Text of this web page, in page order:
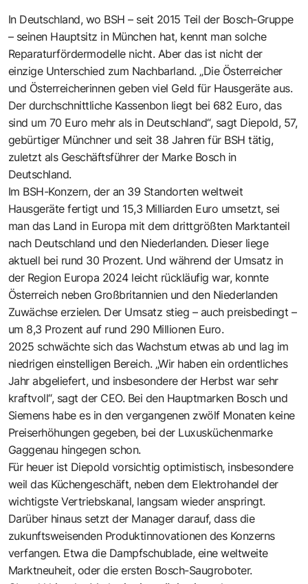
In Deutschland, wo BSH – seit 2015 Teil der Bosch-Gruppe
– seinen Hauptsitz in München hat, kennt man solche
Reparaturfördermodelle nicht. Aber das ist nicht der
einzige Unterschied zum Nachbarland. „Die Österreicher
und Österreicherinnen geben viel Geld für Hausgeräte aus.
Der durchschnittliche Kassenbon liegt bei 682 Euro, das
sind um 70 Euro mehr als in Deutschland“, sagt Diepold, 57,
gebürtiger Münchner und seit 38 Jahren für BSH tätig,
zuletzt als Geschäftsführer der Marke Bosch in
Deutschland.
Im BSH-Konzern, der an 39 Standorten weltweit
Hausgeräte fertigt und 15,3 Milliarden Euro umsetzt, sei
man das Land in Europa mit dem drittgrößten Marktanteil
nach Deutschland und den Niederlanden. Dieser liege
aktuell bei rund 30 Prozent. Und während der Umsatz in
der Region Europa 2024 leicht rückläufig war, konnte
Österreich neben Großbritannien und den Niederlanden
Zuwächse erzielen. Der Umsatz stieg – auch preisbedingt –
um 8,3 Prozent auf rund 290 Millionen Euro.
2025 schwächte sich das Wachstum etwas ab und lag im
niedrigen einstelligen Bereich. „Wir haben ein ordentliches
Jahr abgeliefert, und insbesondere der Herbst war sehr
kraftvoll“, sagt der CEO. Bei den Hauptmarken Bosch und
Siemens habe es in den vergangenen zwölf Monaten keine
Preiserhöhungen gegeben, bei der Luxusküchenmarke
Gaggenau hingegen schon.
Für heuer ist Diepold vorsichtig optimistisch, insbesondere
weil das Küchengeschäft, neben dem Elektrohandel der
wichtigste Vertriebskanal, langsam wieder anspringt.
Darüber hinaus setzt der Manager darauf, dass die
zukunftsweisenden Produktinnovationen des Konzerns
verfangen. Etwa die Dampfschublade, eine weltweite
Marktneuheit, oder die ersten Bosch-Saugroboter.